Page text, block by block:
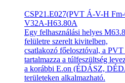
CSP21.E027(PVT Á-V-H
V32A-H63.80A
Egy felhasználási helyes
felületre szerelt kivitelben,
csatlakozó főelosztóval, a
tartalmazza a túlfeszültség
a korábbi E.on (ÉDÁSZ,
területeken alkalmazható.